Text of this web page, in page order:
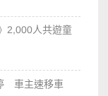
2,000人共遊童
車主速移車